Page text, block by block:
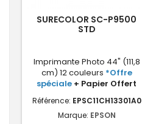
SURECOLOR SC-P9500
STD
Imprimante Photo 44" (111,8
cm) 12 couleurs *Offre
spéciale + Papier Offert
Référence: EPSC11CH13301A0
Marque: EPSON